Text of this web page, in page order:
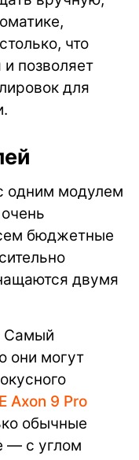
что
позволяет
для
одним модулем
бюджетные
двумя
Самый
они могут
Axon 9 Pro
обычные
— с углом